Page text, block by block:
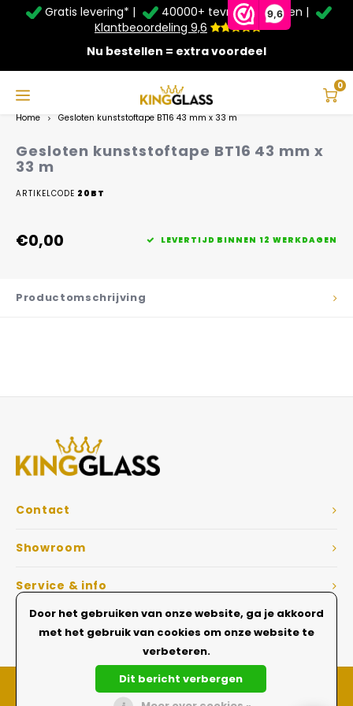
9,6
Service & Contact
Bezorging
Montage
Taal
Nederlands
Deutsch
Gratis levering* |
40000+ tevreden klanten |
Klantbeoordeling 9,6
Nu bestellen = extra voordeel
0
Zomer Deals: Tot 20% kortingop schuifwanden en
veranda's +€20extra kassa korting*
Home Gesloten kunststoftape BT16 43 mm x 33 m
Gesloten kunststoftape BT16 43 mm x
33 m
ARTIKELCODE 20BT
€0,00 LEVERTIJD BINNEN 12 WERKDAGEN
Productomschrijving
Contact
Showroom
Service & info
Dé Glazen wanden specialist
Door het gebruiken van onze website, ga je akkoord
met het gebruik van cookies om onze website te
verbeteren.
Dit bericht verbergen